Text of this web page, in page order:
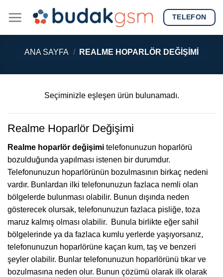
TELEFON
ANA SAYFA / REALME HOPARLÖR DEĞIŞIMI
Seçiminizle eşleşen ürün bulunamadı.
Realme Hoparlör Değişimi
Realme hoparlör değişimi telefonunuzun hoparlörü
bozulduğunda yapılması istenen bir durumdur.
Telefonunuzun hoparlörünün bozulmasının birkaç nedeni
vardır. Bunlardan ilki telefonunuzun fazlaca nemli olan
bölgelerde bulunması olabilir. Bunun dışında neden
gösterecek olursak, telefonunuzun fazlaca pisliğe, toza
maruz kalmış olması olabilir.
Bunula birlikte eğer sahil
bölgelerinde ya da fazlaca kumlu yerlerde yaşıyorsanız,
telefonunuzun hoparlörüne kaçan kum, taş ve benzeri
şeyler olabilir. Bunlar telefonunuzun hoparlörünü tıkar ve
bozulmasına neden olur. Bunun çözümü olarak ilk olarak